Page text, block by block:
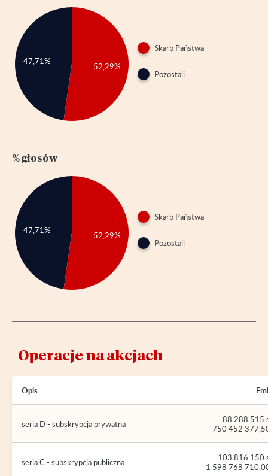
47,71%
52,29%
Skarb Państwa
Pozostali
% głosów
47,71%
52,29%
Skarb Państwa
Pozostali
Operacje na akcjach
Opis
seria D - subskrypcja prywatna
88 288 515
750 452
seria C - subskrypcja publiczna
103 816 150
1 598 768